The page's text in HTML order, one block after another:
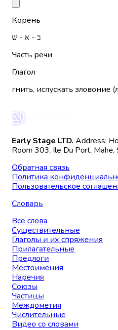
Корень
ב - א - שׁ
Часть речи
Глагол
гнить, испускать зловоние
Early Stage LTD. Address:
Room 303, Ile Du Port, Mahe,
Обратная связь
Политика
Пользовательское
Словарь
Все слова
Существительные
Глаголы и их спряжения
Прилагательные
Предлоги
Местоимения
Наречия
Союзы
Частицы
Междометия
Числительные
Видео со словами